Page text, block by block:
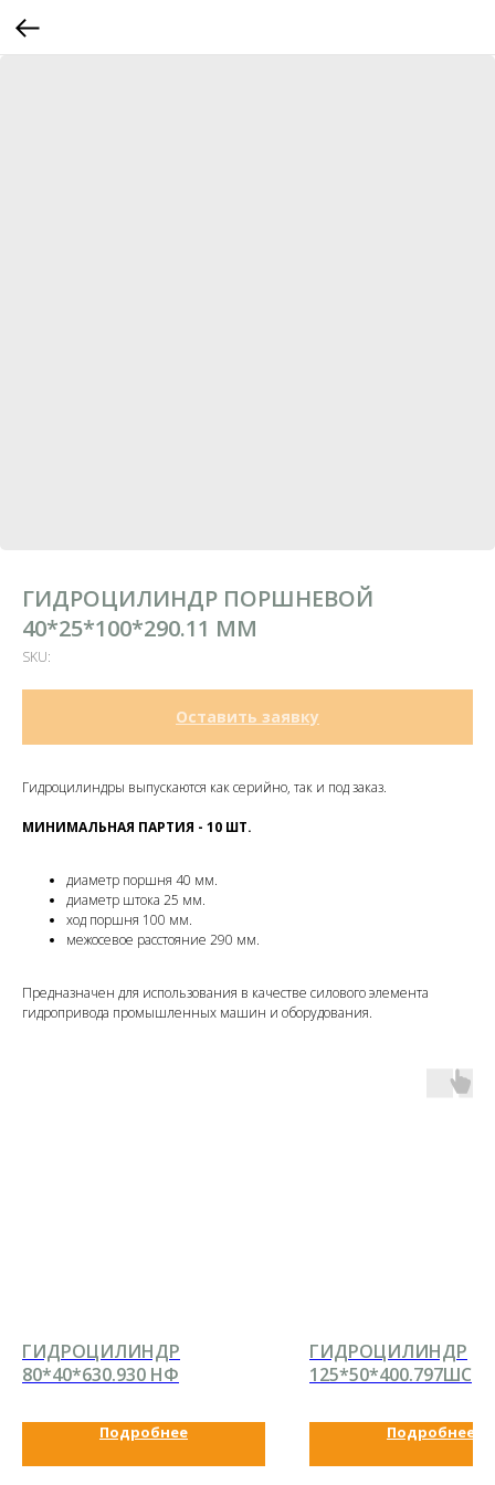
ГИДРОЦИЛИНДР ПОРШНЕВОЙ
40*25*100*290.11 ММ
SKU:
Оставить заявку
Гидроцилиндры выпускаются как серийно, так и под заказ.
МИНИМАЛЬНАЯ ПАРТИЯ - 10 ШТ.
диаметр поршня 40 мм.
диаметр штока 25 мм.
ход поршня 100 мм.
межосевое расстояние 290 мм.
Предназначен для использования в качестве силового элемента
гидропривода промышленных машин и оборудования.
ГИДРОЦИЛИНДР
80*40*630.930 НФ
Подробнее
ГИДРОЦИЛИНДР
125*50*400.797ШС
Подробнее